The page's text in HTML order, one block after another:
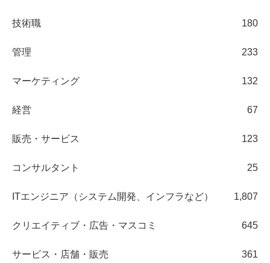
技術職 180
管理 233
マーケティング 132
経営 67
販売・サービス 123
コンサルタント 25
ITエンジニア（システム開発、インフラなど） 1,807
クリエイティブ・広告・マスコミ 645
サービス・店舗・販売 361